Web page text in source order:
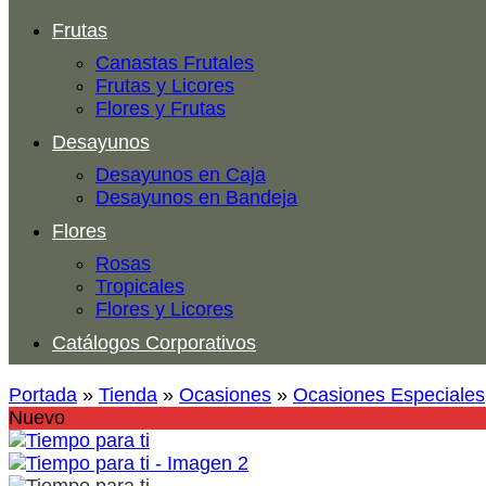
Frutas
Canastas Frutales
Frutas y Licores
Flores y Frutas
Desayunos
Desayunos en Caja
Desayunos en Bandeja
Flores
Rosas
Tropicales
Flores y Licores
Catálogos Corporativos
Portada » Tienda » Ocasiones » Ocasiones Especiales
Nuevo